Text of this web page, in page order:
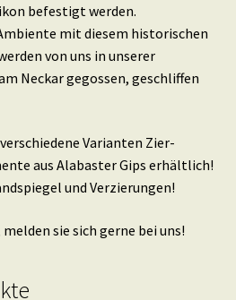
befestigt werden.
mit diesem historischen
von uns in unserer
Neckar gegossen, geschliffen
Varianten Zier-
aus Alabaster Gips erhältlich!
und Verzierungen!
sie sich gerne bei uns!